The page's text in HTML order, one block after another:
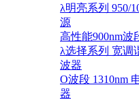
λ明亮系列 950/
源
高性能900nm波
λ选择系列 宽调
波器
O波段 1310nm
器